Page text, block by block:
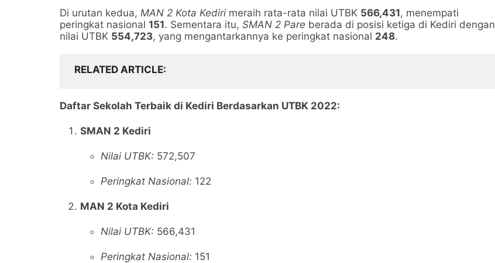
Di urutan kedua, MAN 2 Kota Kediri meraih rata-rata nilai UTBK 566,431, menempati
peringkat nasional 151. Sementara itu, SMAN 2 Pare berada di posisi ketiga di Kediri dengan
nilai UTBK 554,723, yang mengantarkannya ke peringkat nasional 248.
RELATED ARTICLE
Daftar Sekolah Terbaik di Kediri Berdasarkan UTBK 2022:
SMAN 2 Kediri
Nilai UTBK: 572,507
Peringkat Nasional: 122
MAN 2 Kota Kediri
Nilai UTBK: 566,431
Peringkat Nasional: 151